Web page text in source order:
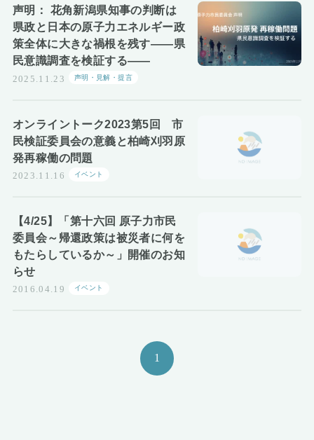
お知らせ
声明： 花角新潟県知事の判断は
県政と日本の原子力エネルギー政
策全体に大きな禍根を残す——県
民意識調査を検証する——
2025.11.23 声明・見解・提言
オンライントーク2023第5回 市
民検証委員会の意義と柏崎刈羽原
発再稼働の問題
2023.11.16 イベント
【4/25】「第十六回 原子力市民
委員会～帰還政策は被災者に何を
もたらしているか～」開催のお知
らせ
2016.04.19 イベント
1